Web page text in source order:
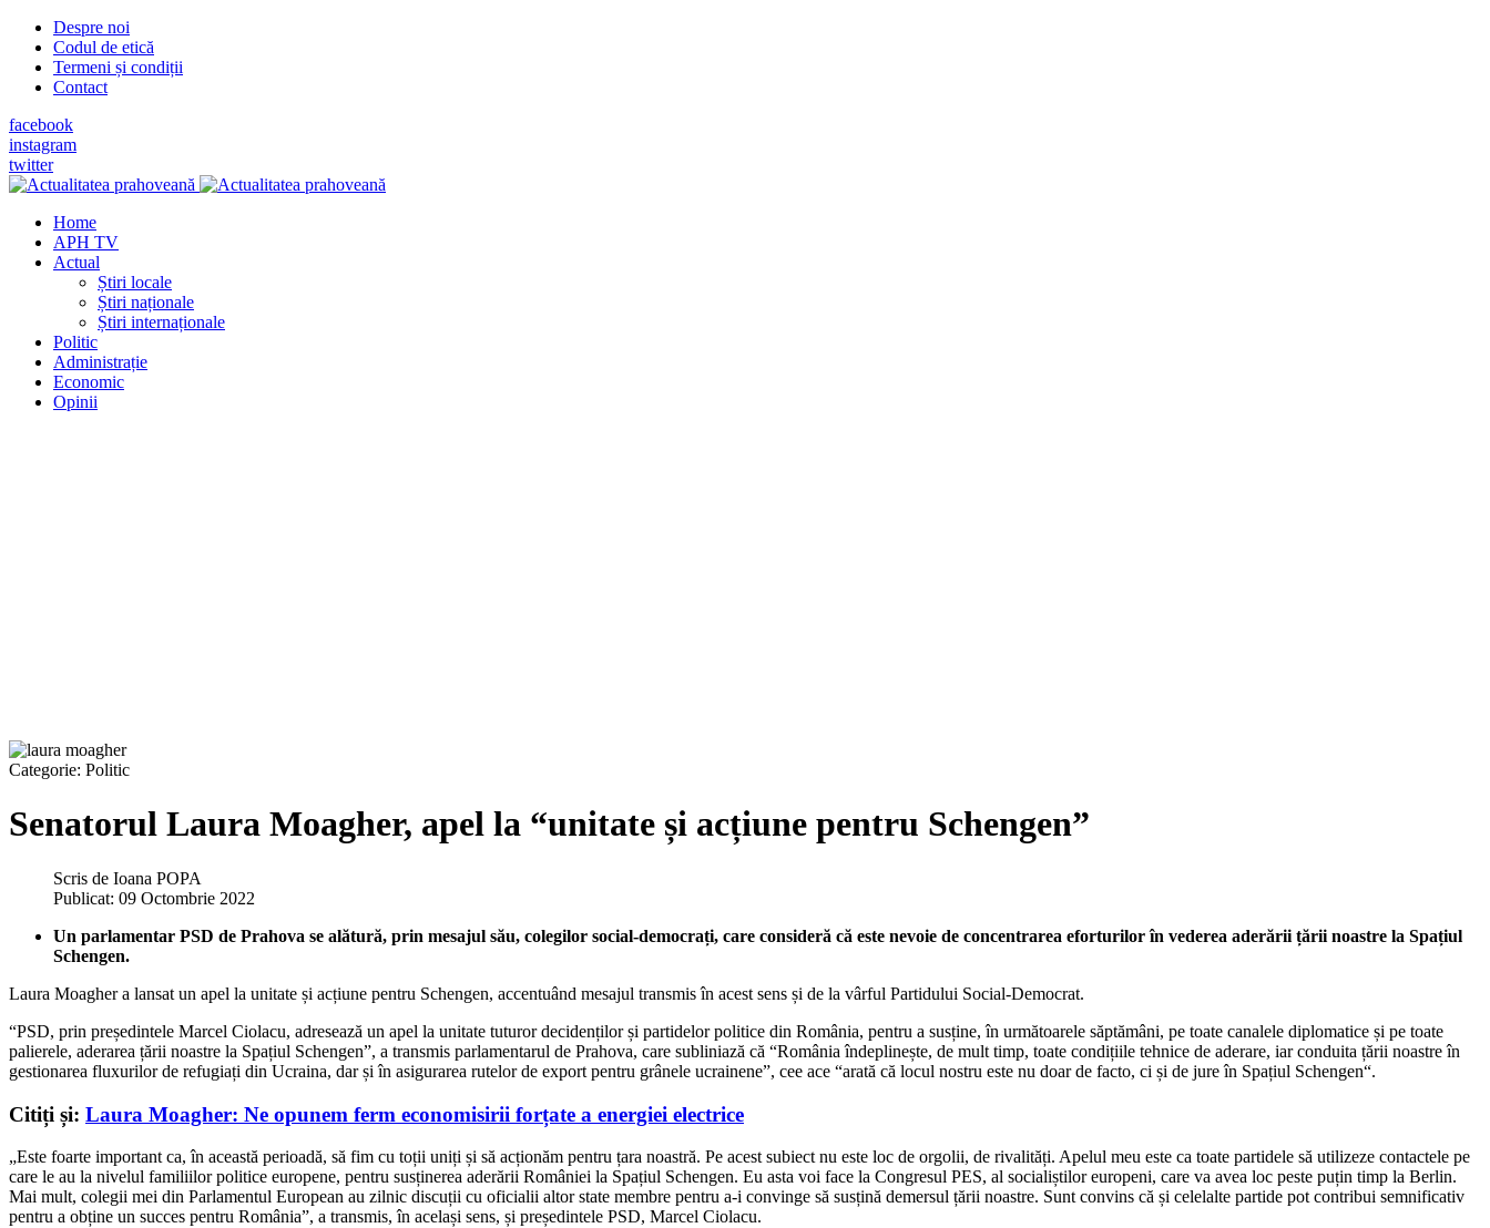
Despre noi
Codul de etică
Termeni și condiții
Contact
facebook
instagram
twitter
Home
APH TV
Actual
Știri locale
Știri naționale
Știri internaționale
Politic
Administrație
Economic
Opinii
Categorie: Politic
Senatorul Laura Moagher, apel la “unitate și acțiune pentru Schengen”
Scris de Ioana POPA
Publicat: 09 Octombrie 2022
Un parlamentar PSD de Prahova se alătură, prin mesajul său, colegilor social-democrați, care consideră că este nevoie de concentrarea eforturilor în vederea aderării țării noastre la Spațiul
Schengen.
Laura Moagher a lansat un apel la unitate și acțiune pentru Schengen, accentuând mesajul transmis în acest sens și de la vârful Partidului Social-Democrat.
“PSD, prin președintele Marcel Ciolacu, adresează un apel la unitate tuturor decidenților și partidelor politice din România, pentru a susține, în următoarele săptămâni, pe toate canalele diplomatice și pe toate
palierele, aderarea țării noastre la Spațiul Schengen”, a transmis parlamentarul de Prahova, care subliniază că “România îndeplinește, de mult timp, toate condițiile tehnice de aderare, iar conduita țării noastre în
gestionarea fluxurilor de refugiați din Ucraina, dar și în asigurarea rutelor de export pentru grânele ucrainene”, cee ace “arată că locul nostru este nu doar de facto, ci și de jure în Spațiul Schengen“.
Citiți și: Laura Moagher: Ne opunem ferm economisirii forțate a energiei electrice
„Este foarte important ca, în această perioadă, să fim cu toții uniți și să acționăm pentru țara noastră. Pe acest subiect nu este loc de orgolii, de rivalități. Apelul meu este ca toate partidele să utilizeze contactele pe
care le au la nivelul familiilor politice europene, pentru susținerea aderării României la Spațiul Schengen. Eu asta voi face la Congresul PES, al socialiștilor europeni, care va avea loc peste puțin timp la Berlin.
Mai mult, colegii mei din Parlamentul European au zilnic discuții cu oficialii altor state membre pentru a-i convinge să susțină demersul țării noastre. Sunt convins că și celelalte partide pot contribui semnificativ
pentru a obține un succes pentru România”, a transmis, în același sens, și președintele PSD, Marcel Ciolacu.